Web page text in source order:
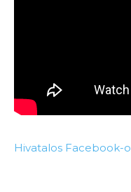
Hivatalos Facebook-